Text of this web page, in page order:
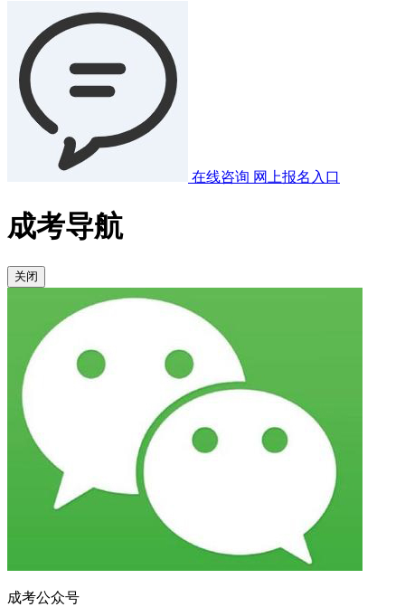
在线咨询 网上报名入口
成考导航
关闭
成考公众号